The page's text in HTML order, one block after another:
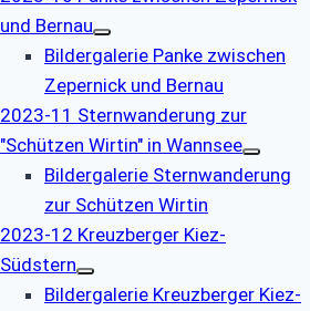
und Bernau
Bildergalerie Panke zwischen
Zepernick und Bernau
2023-11 Sternwanderung zur
"Schützen Wirtin" in Wannsee
Bildergalerie Sternwanderung
zur Schützen Wirtin
2023-12 Kreuzberger Kiez-
Südstern
Bildergalerie Kreuzberger Kiez-